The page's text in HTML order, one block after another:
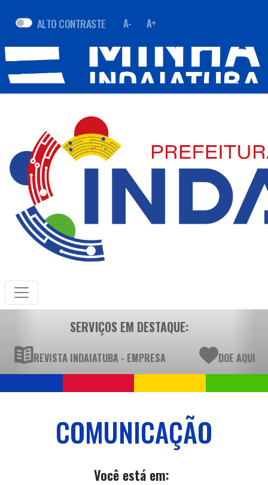
ALTO CONTRASTE A- A+
SERVIÇOS EM DESTAQUE:
REVISTA INDAIATUBA - EMPRESA DOE AQUI
COMUNICAÇÃO
Você está em: